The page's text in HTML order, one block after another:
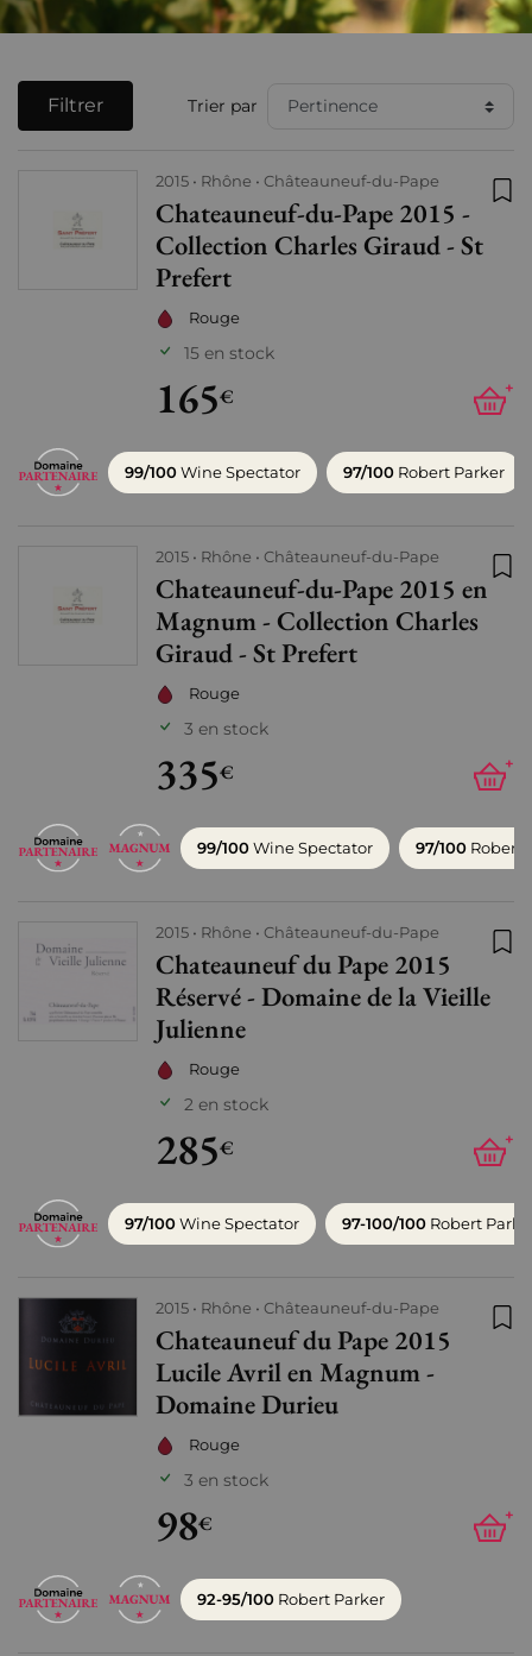
Filtrer Trier par
2015 Rhône Châteauneuf-du-Pape
Chateauneuf-du-Pape 2015 -
Collection Charles Giraud - St
Prefert
Rouge
15 en stock
165€ +
99/100Wine Spectator 97/100 Robert Parker
2015 Rhône Châteauneuf-du-Pape
Chateauneuf-du-Pape 2015 en
Magnum - Collection Charles
Giraud - St Prefert
Rouge
3 en stock
335€ +
99/100Wine Spectator 97/100 Robert
2015 Rhône Châteauneuf-du-Pape
Chateauneuf du Pape 2015
Réservé - Domaine de la Vieille
Julienne
Rouge
2 en stock
285€ +
97/100Wine Spectator 97-100/100 Robert
2015 Rhône Châteauneuf-du-Pape
Chateauneuf du Pape 2015
Lucile Avril en Magnum -
Domaine Durieu
Rouge
3 en stock
98€ +
92-95/100 Robert Parker